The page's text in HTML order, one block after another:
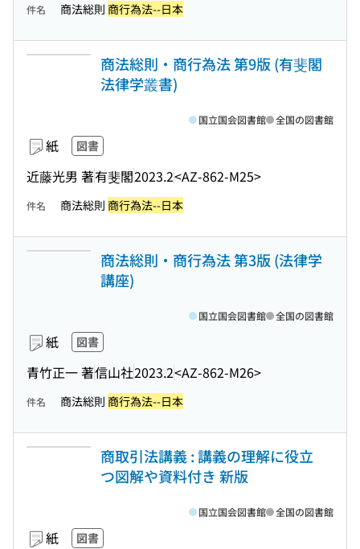
件名 商法総則 商行為法--日本
商法総則・商行為法 第9版 (有斐閣
法律学叢書)
紙 図書
近藤光男 著有斐閣2023.2<AZ-862-M25>
国立国会図書館 全国の図書館
件名 商法総則 商行為法--日本
商法総則・商行為法 第3版 (法律学
講座)
紙 図書
青竹正一 著信山社2023.2<AZ-862-M26>
国立国会図書館 全国の図書館
件名 商法総則 商行為法--日本
商取引法講義 : 講義の理解に役立
つ図解や資料付き 新版
紙 図書
国立国会図書館 全国の図書館